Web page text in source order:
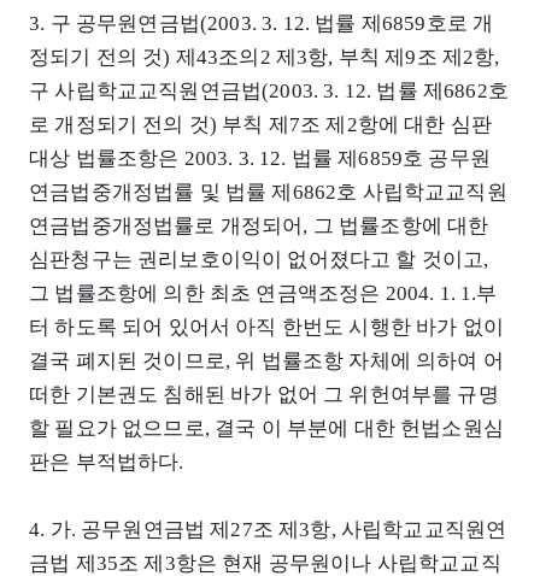
3. 구 공무원연금법(2003. 3. 12. 법률 제6859호로 개
정되기 전의 것) 제43조의2 제3항, 부칙 제9조 제2항,
구 사립학교교직원연금법(2003. 3. 12. 법률 제6862호
로 개정되기 전의 것) 부칙 제7조 제2항에 대한 심판
대상 법률조항은 2003. 3. 12. 법률 제6859호 공무원
연금법중개정법률 및 법률 제6862호 사립학교교직원
연금법중개정법률로 개정되어, 그 법률조항에 대한
심판청구는 권리보호이익이 없어졌다고 할 것이고,
그 법률조항에 의한 최초 연금액조정은 2004. 1. 1.부
터 하도록 되어 있어서 아직 한번도 시행한 바가 없이
결국 폐지된 것이므로, 위 법률조항 자체에 의하여 어
떠한 기본권도 침해된 바가 없어 그 위헌여부를 규명
할 필요가 없으므로, 결국 이 부분에 대한 헌법소원심
판은 부적법하다.
4. 가. 공무원연금법 제27조 제3항, 사립학교교직원연
금법 제35조 제3항은 현재 공무원이나 사립학교교직